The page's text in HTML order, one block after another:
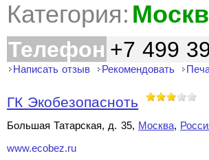
Категория:
Телефон +7 499
Написать отзыв Рекомендовать
ГК Экобезопасноть
Большая Татарская, д. 35, Москва,
www.ecobez.ru